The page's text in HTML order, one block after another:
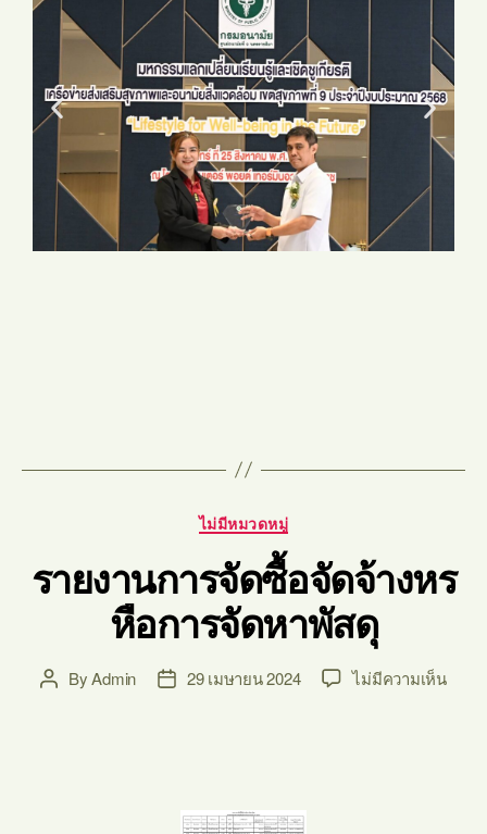
ไม่มีหมวดหมู่
รายงานการจัดซื้อจัดจ้างหร
หือการจัดหาพัสดุ
ByAdmin 29 เมษายน 2024 ไม่มีความเห็น